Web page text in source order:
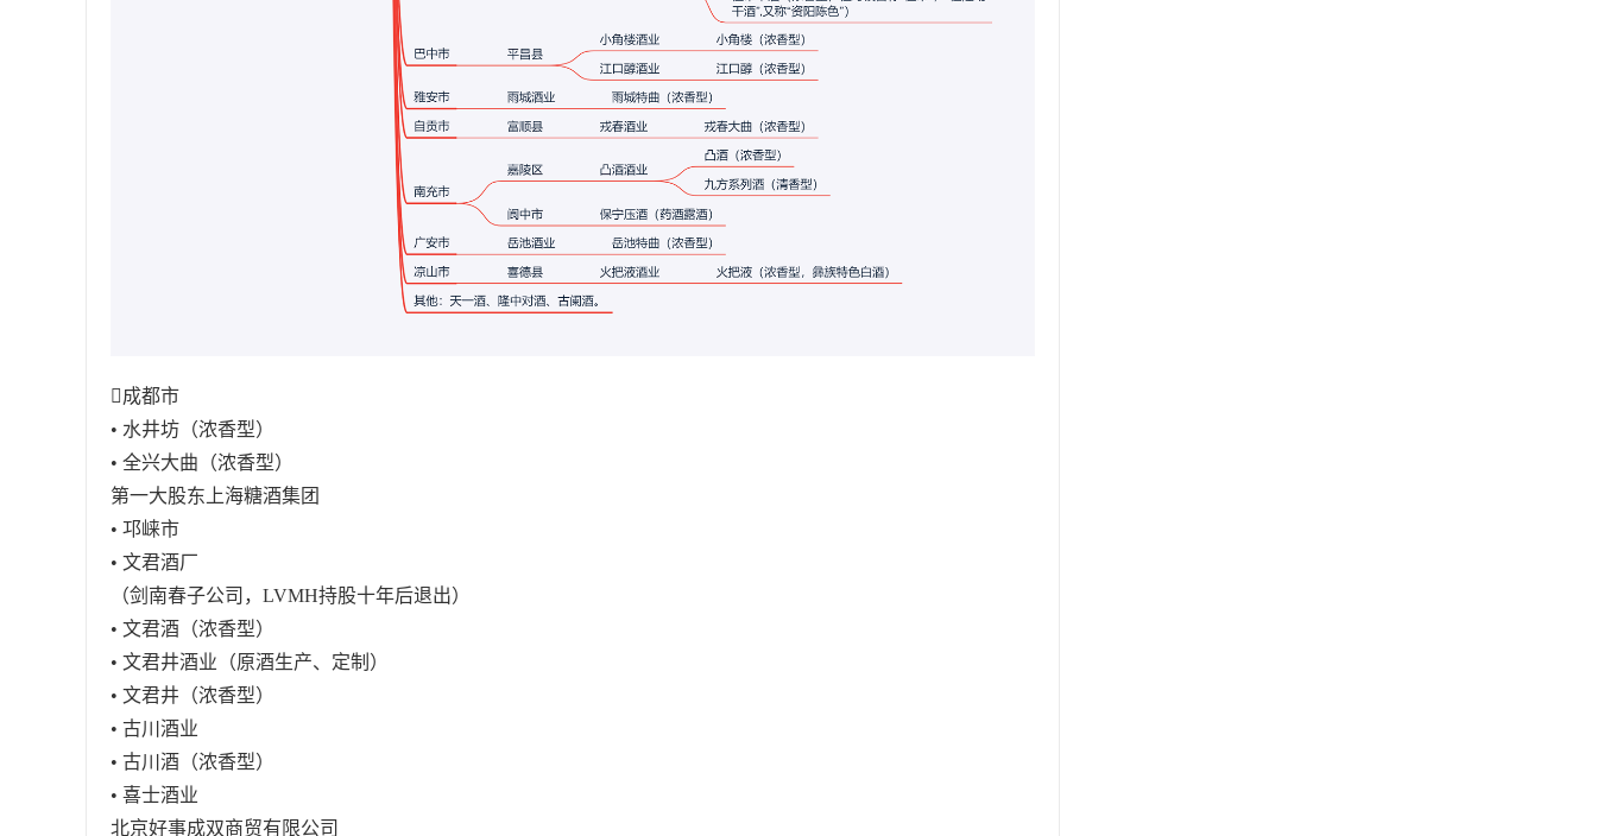
成都市
• 水井坊（浓香型）
• 全兴大曲（浓香型）
第一大股东上海糖酒集团
• 邛崃市
• 文君酒厂
（剑南春子公司，LVMH持股十年后退出）
• 文君酒（浓香型）
• 文君井酒业（原酒生产、定制）
• 文君井（浓香型）
• 古川酒业
• 古川酒（浓香型）
• 喜士酒业
北京好事成双商贸有限公司